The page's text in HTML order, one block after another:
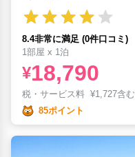
8.4非常に満足 (0件口コミ)
1部屋 x 1泊
¥18,790
税・サービス料 ¥1,727含む
85ポイント